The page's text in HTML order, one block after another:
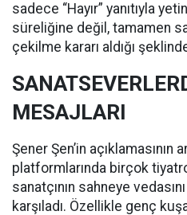
sadece “Hayır” yanıtıyla
süreliğine değil, tamamen
çekilme kararı aldığı
MESAJLARI
Şener Şen’in açıklamasının
platformlarında birçok
sanatçının sahneye
karşıladı. Özellikle genç